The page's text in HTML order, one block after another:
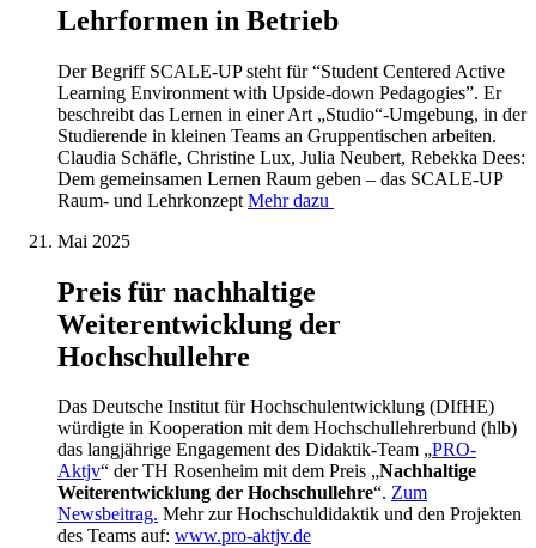
Lehrformen in Betrieb
Der Begriff SCALE-UP steht für “Student Centered Active
Learning Environment with Upside-down Pedagogies”. Er
beschreibt das Lernen in einer Art „Studio“-Umgebung, in der
Studierende in kleinen Teams an Gruppentischen arbeiten.
Claudia Schäfle, Christine Lux, Julia Neubert, Rebekka Dees:
Dem gemeinsamen Lernen Raum geben – das SCALE-UP
Raum- und Lehrkonzept Mehr dazu
Mai 2025
Preis für nachhaltige
Weiterentwicklung der
Hochschullehre
Das Deutsche Institut für Hochschulentwicklung (DIfHE)
würdigte in Kooperation mit dem Hochschullehrerbund (hlb)
das langjährige Engagement des Didaktik-Team „PRO-
Aktjv“ der TH Rosenheim mit dem Preis „Nachhaltige
Weiterentwicklung der Hochschullehre“. Zum
Newsbeitrag. Mehr zur Hochschuldidaktik und den Projekten
des Teams auf: www.pro-aktjv.de